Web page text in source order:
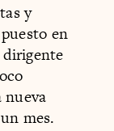
y
en
nueva
mes.